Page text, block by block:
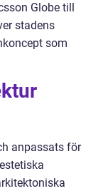
Globe till
stadens
som
anpassats för